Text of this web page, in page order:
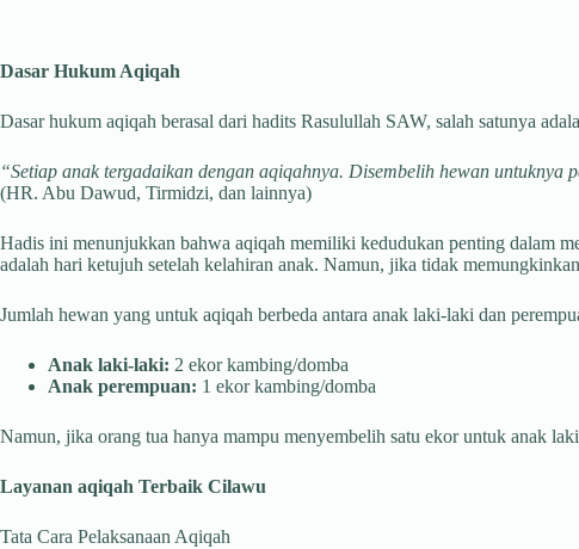
Dasar Hukum Aqiqah
Dasar hukum aqiqah berasal dari hadits Rasulullah SAW, salah satunya
“Setiap anak tergadaikan dengan aqiqahnya. Disembelih hewan
(HR. Abu Dawud, Tirmidzi, dan lainnya)
Hadis ini menunjukkan bahwa aqiqah memiliki kedudukan penting dalam
adalah hari ketujuh setelah kelahiran anak. Namun, jika tidak
Jumlah hewan yang untuk aqiqah berbeda antara anak laki-laki dan
Anak laki-laki: 2 ekor kambing/domba
Anak perempuan: 1 ekor kambing/domba
Namun, jika orang tua hanya mampu menyembelih satu ekor untuk anak
Layanan aqiqah Terbaik Cilawu
Tata Cara Pelaksanaan Aqiqah